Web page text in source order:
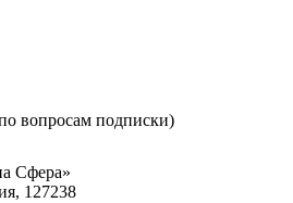
вопросам подписки)
Сфера»
127238